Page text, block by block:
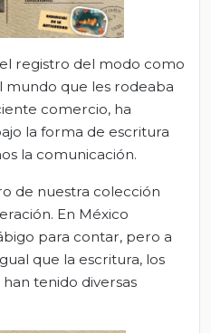
el registro del modo como
mundo que les rodeaba
comercio, ha
la forma de escritura
la comunicación.
de nuestra colección
En México
para contar, pero a
que la escritura, los
tenido diversas